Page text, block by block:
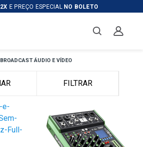
E PREÇO ESPECIAL NO BOLETO
BROADCAST ÁUDIO E VÍDEO
FILTRAR